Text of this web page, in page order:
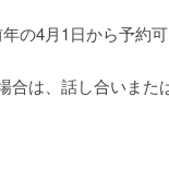
の4月1日から予約可
は、話し合いまた